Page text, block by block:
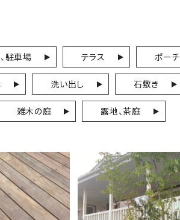
駐車場 テラス ポーチ
洗い出し 石敷き
雑木の庭 露地、茶庭